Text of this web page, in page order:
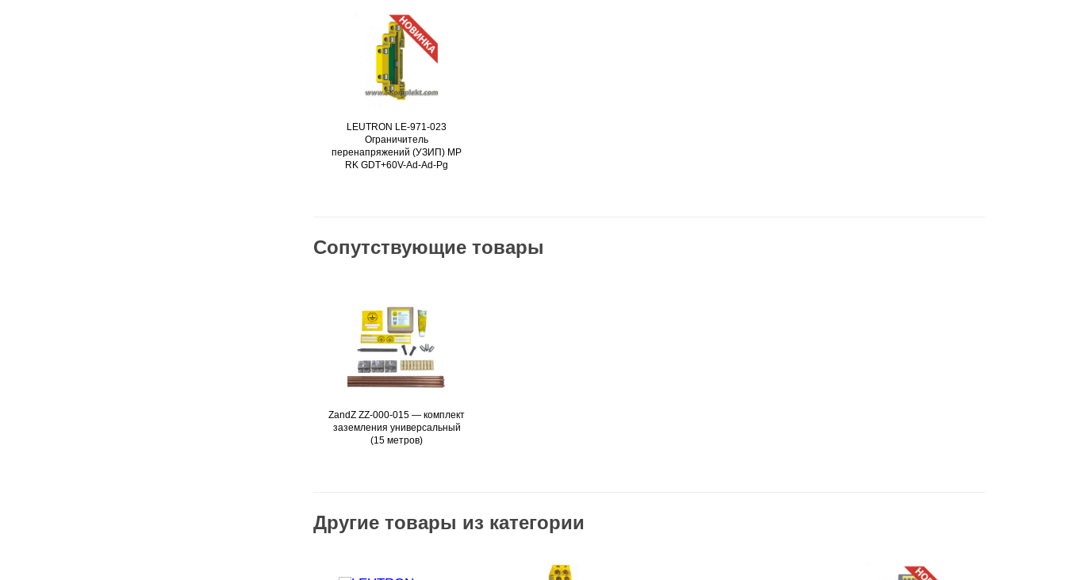
Подробнее
LEUTRON LE-971-023
Ограничитель
перенапряжений (УЗИП) MP
RK GDT+60V-Ad-Ad-Pg
Сопутствующие товары
Подробнее
ZandZ ZZ-000-015 — комплект
заземления универсальный
(15 метров)
Другие товары из категории